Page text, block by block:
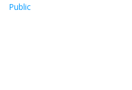
Public